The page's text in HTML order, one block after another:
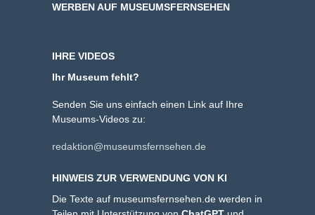
WERBEN AUF MUSEUMSFERNSEHEN
IHRE VIDEOS
Ihr Museum fehlt?
Senden Sie uns einfach einen Link auf Ihre
Museums-Videos zu:
redaktion@museumsfernsehen.de
HINWEIS ZUR VERWENDUNG VON KI
Die Texte auf museumsfernsehen.de werden in